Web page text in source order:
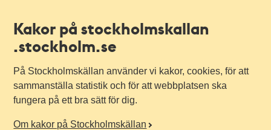
Kakor på stockholmskallan
.stockholm.se
På Stockholmskällan använder vi kakor, cookies, för att
sammanställa statistik och för att webbplatsen ska
fungera på ett bra sätt för dig.
Om kakor på Stockholmskällan